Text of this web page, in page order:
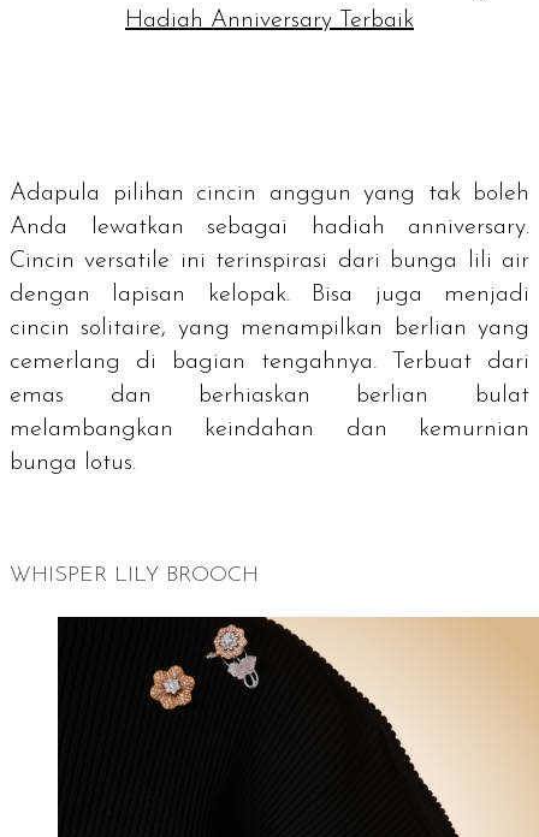
Hadiah Anniversary Terbaik
Adapula pilihan cincin anggun yang tak boleh
Anda lewatkan sebagai hadiah anniversary.
Cincinversatile ini terinspirasi dari bunga lili air
dengan lapisan kelopak. Bisa juga menjadi
cincin solitaire, yang menampilkan berlian yang
cemerlang di bagian tengahnya. Terbuat dari
emas dan berhiaskan berlian bulat
melambangkan keindahan dan kemurnian
bunga lotus.
WHISPER LILY BROOCH